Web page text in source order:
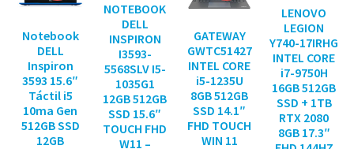
Notebook
DELL
Inspiron
3593 15.6″
Táctil i5
10ma Gen
512GB SSD
12GB
NOTEBOOK
DELL
INSPIRON
I3593-
5568SLV I5-
1035G1
12GB 512GB
SSD 15.6″
TOUCH FHD
W11 –
GATEWAY
GWTC51427
INTEL CORE
i5-1235U
8GB 512GB
SSD 14.1″
FHD TOUCH
WIN 11
LENOVO
LEGION
Y740-17IRHG
INTEL CORE
i7-9750H
16GB 512GB
SSD + 1TB
RTX 2080
8GB 17.3″